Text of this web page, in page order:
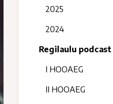
2025
2024
Regilaulu podcast
I HOOAEG
II HOOAEG